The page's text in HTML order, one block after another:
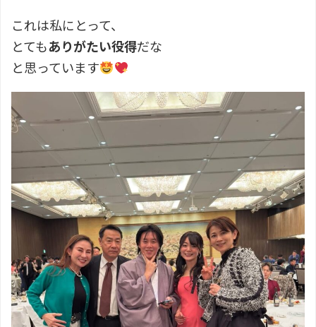
これは私にとって、
とてもありがたい役得だな
と思っています